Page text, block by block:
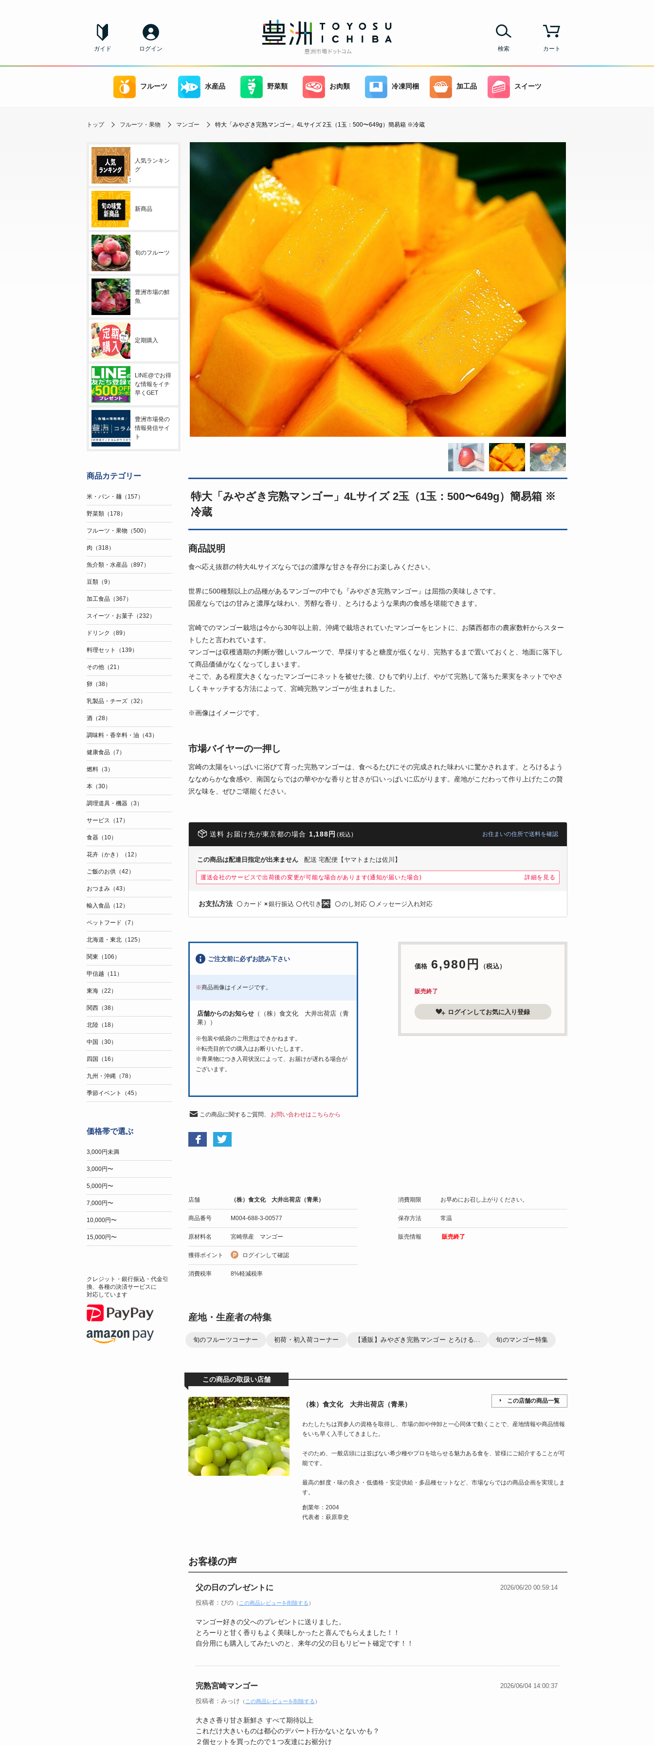
ガイド ログイン カート
検索
フルーツ 水産品 野菜類 お肉類 冷凍同梱 加工品 スイーツ
トップ フルーツ・果物 マンゴー 特大「みやざき完熟マンゴー」4Lサイズ 2玉（1玉：500〜649g）簡易箱 ※冷蔵
特大「みやざき完熟マンゴー」4Lサイズ 2玉（1玉：500〜649g）簡易箱 ※
冷蔵
商品説明
食べ応え抜群の特大4Lサイズならではの濃厚な甘さを存分にお楽しみください。
世界に500種類以上の品種があるマンゴーの中でも『みやざき完熟マンゴー』は屈指の美味しさです。
国産ならではの甘みと濃厚な味わい、芳醇な香り、とろけるような果肉の食感を堪能できます。
宮崎でのマンゴー栽培は今から30年以上前。沖縄で栽培されていたマンゴーをヒントに、お隣西都市の農家数軒からスター
トしたと言われています。
マンゴーは収穫適期の判断が難しいフルーツで、早採りすると糖度が低くなり、完熟するまで置いておくと、地面に落下し
て商品価値がなくなってしまいます。
そこで、ある程度大きくなったマンゴーにネットを被せた後、ひもで釣り上げ、やがて完熟して落ちた果実をネットでやさ
しくキャッチする方法によって、宮崎完熟マンゴーが生まれました。
※画像はイメージです。
市場バイヤーの一押し
宮崎の太陽をいっぱいに浴びて育った完熟マンゴーは、食べるたびにその完成された味わいに驚かされます。とろけるよう
ななめらかな食感や、南国ならではの華やかな香りと甘さが口いっぱいに広がります。産地がこだわって作り上げたこの贅
沢な味を、ぜひご堪能ください。
送料 お届け先が東京都の場合 1,188円 (税込) お住まいの住所で送料を確認
この商品は配達日指定が出来ません 配送 宅配便【ヤマトまたは佐川】
運送会社のサービスで出荷後の変更が可能な場合があります(通知が届いた場合) 詳細を見る
お支払方法 〇 カード ×銀行振込 〇代引き 〇のし対応 〇 メッセージ入れ対応
価格 6,980円 （税込）
販売終了
ログインしてお気に入り登録
ご注文前に必ずお読み下さい
※商品画像はイメージです。
店舗からのお知らせ（（株）食文化 大井出荷店（青
果））
※包装や紙袋のご用意はできかねます。
※転売目的での購入はお断りいたします。
※青果物につき入荷状況によって、お届けが遅れる場合が
ございます。
この商品に関するご質問、 お問い合わせはこちらから
店舗 （株）食文化 大井出荷店（青果）
商品番号 M004-688-3-00577
原材料名 宮崎県産 マンゴー
獲得ポイント ログインして確認
消費税率 8%軽減税率
消費期限 お早めにお召し上がりください。
保存方法 常温
販売情報 販売終了
産地・生産者の特集
旬のフルーツコーナー 初荷・初入荷コーナー 【通販】みやざき完熟マンゴー とろける... 旬のマンゴー特集
この商品の取扱い店舗
（株）食文化 大井出荷店（青果） この店舗の商品一覧
わたしたちは買参人の資格を取得し、市場の卸や仲卸と一心同体で動くことで、産地情報や商品情報
をいち早く入手してきました。
そのため、一般店頭には並ばない希少種やプロを唸らせる魅力ある食を、皆様にご紹介することが可
能です。
最高の鮮度・味の良さ・低価格・安定供給・多品種セットなど、市場ならではの商品企画を実現しま
す。
創業年：2004
代表者：萩原章史
お客様の声
父の日のプレゼントに 2026/06/20 00:59:14
投稿者：ぴの（ この商品レビューを削除する ）
マンゴー好きの父へのプレゼントに送りました。
とろーりと甘く香りもよく美味しかったと喜んでもらえました！！
自分用にも購入してみたいのと、来年の父の日もリピート確定です！！
完熟宮崎マンゴー 2026/06/04 14:00:37
投稿者：みっけ （ この商品レビューを削除する ）
大きさ香り甘さ新鮮さ すべて期待以上
これだけ大きいものは都心のデパート行かないとないかも？
２個セットを買ったので１つ友達にお裾分け
人気ランキン
グ
新商品
旬のフルーツ
豊洲市場の鮮
魚
定期購入
LINE@でお得
な情報をイチ
早くGET
豊洲市場発の
情報発信サイ
ト
商品カテゴリー
米・パン・麺（157）
野菜類（178）
フルーツ・果物（500）
肉（318）
魚介類・水産品（897）
豆類（9）
加工食品（367）
スイーツ・お菓子（232）
ドリンク（89）
料理セット（139）
その他（21）
卵（38）
乳製品・チーズ（32）
酒（28）
調味料・香辛料・油（43）
健康食品（7）
燃料（3）
本（30）
調理道具・機器（3）
サービス（17）
食器（10）
花卉（かき）（12）
ご飯のお供（42）
おつまみ（43）
輸入食品（12）
ペットフード（7）
北海道・東北（125）
関東（106）
甲信越（11）
東海（22）
関西（38）
北陸（18）
中国（30）
四国（16）
九州・沖縄（78）
季節イベント（45）
価格帯で選ぶ
3,000円未満
3,000円〜
5,000円〜
7,000円〜
10,000円〜
15,000円〜
クレジット・銀行振込・代金引
換、各種の決済サービスに
対応しています